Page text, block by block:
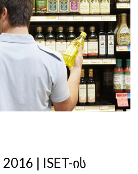
| ISET-ის